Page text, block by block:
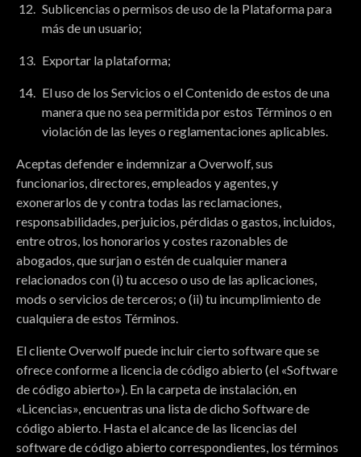
Sublicencias o permisos de uso de la Plataforma para
más de un usuario;
Exportar la plataforma;
El uso de los Servicios o el Contenido de estos de una
manera que no sea permitida por estos Términos o en
violación de las leyes o reglamentaciones aplicables.
Aceptas defender e indemnizar a Overwolf, sus
funcionarios, directores, empleados y agentes, y
exonerarlos de y contra todas las reclamaciones,
responsabilidades, perjuicios, pérdidas o gastos, incluidos,
entre otros, los honorarios y costes razonables de
abogados, que surjan o estén de cualquier manera
relacionados con (i) tu acceso o uso de las aplicaciones,
mods o servicios de terceros; o (ii) tu incumplimiento de
cualquiera de estos Términos.
El cliente Overwolf puede incluir cierto software que se
ofrece conforme a licencia de código abierto (el «Software
de código abierto»). En la carpeta de instalación, en
«Licencias», encuentras una lista de dicho Software de
código abierto. Hasta el alcance de las licencias del
software de código abierto correspondientes, los términos